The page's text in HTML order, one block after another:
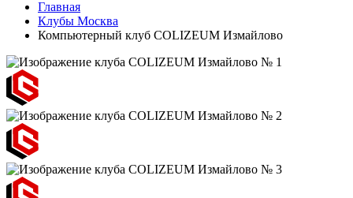
Главная
Клубы Москва
Компьютерный клуб COLIZEUM Измайлово